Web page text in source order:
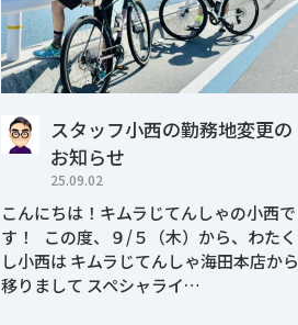
スタッフ小西の勤務地変更の
お知らせ
25.09.02
こんにちは！キムラじてんしゃの小西で
す！ この度、９/５（木）から、わたく
し小西は キムラじてんしゃ海田本店から
移りまして スペシャライ…